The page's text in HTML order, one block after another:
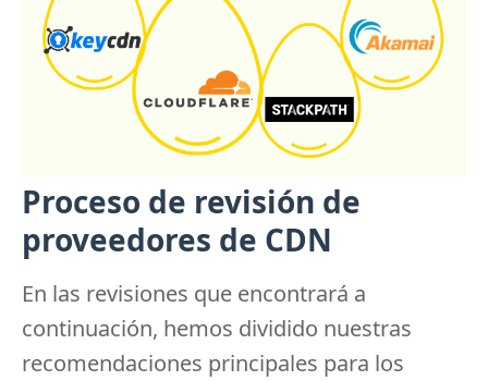
Proceso de revisión de
proveedores de CDN
En las revisiones que encontrará a
continuación, hemos dividido nuestras
recomendaciones principales para los